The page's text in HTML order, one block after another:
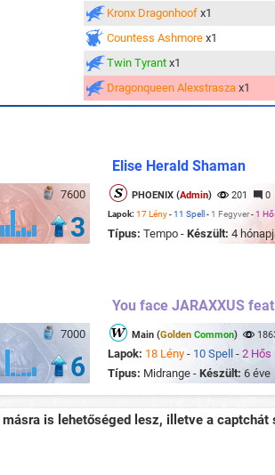
Kronx Dragonhoof x1
Countess Ashmore x1
Twin Tyrant x1
Dragonqueen Alexstrasza x1
7600
3
Elise Herald Shaman
PHOENIX (Admin) 201 0
Lapok: 17 Lény-11 Spell - 1 Fegyver-1
Típus: Tempo - Készült: 4
7000
6
You face JARAXXUS
Main (Golden Common)
Lapok: 18 Lény - 10 Spell - 2 Hős
Típus: Midrange - Készült: 6 éve
is lehetőséged lesz, illetve a